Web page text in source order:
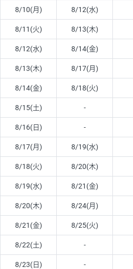
8/10(月) 8/12(水)
8/11(火) 8/13(木)
8/12(水) 8/14(金)
8/13(木) 8/17(月)
8/14(金) 8/18(火)
8/15(土) -
8/16(日) -
8/17(月) 8/19(水)
8/18(火) 8/20(木)
8/19(水) 8/21(金)
8/20(木) 8/24(月)
8/21(金) 8/25(火)
8/22(土) -
8/23(日) -